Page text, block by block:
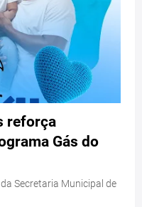
reforça
Gás do
Secretaria Municipal de